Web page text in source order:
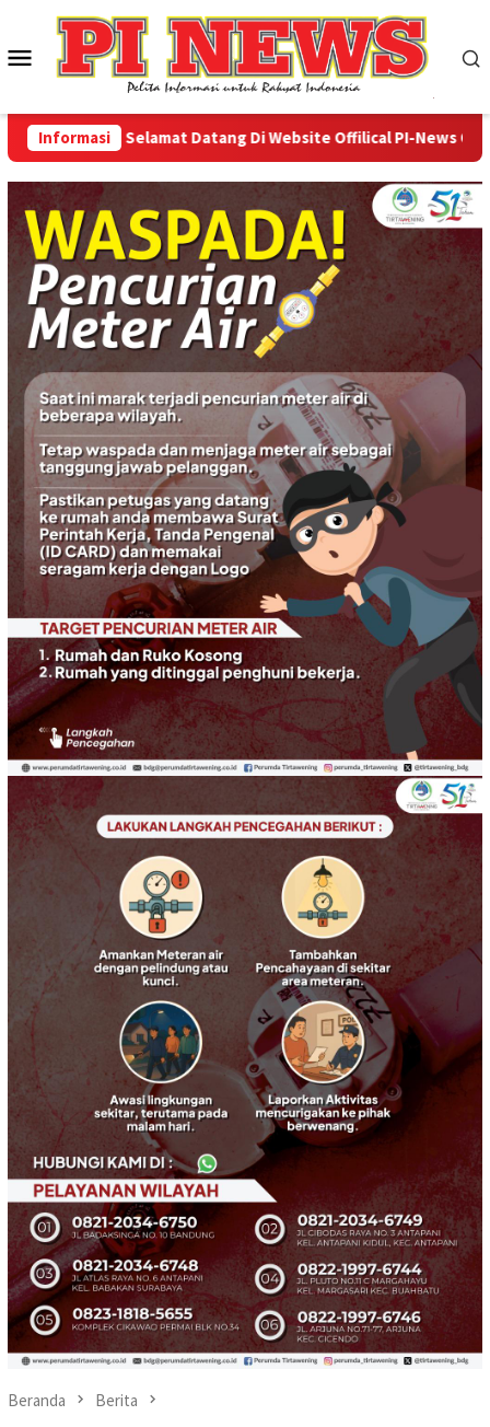
konten
Menu
Mobile
InformasiSelamat Datang Di Website Offilical PI-News Online
Beranda Berita